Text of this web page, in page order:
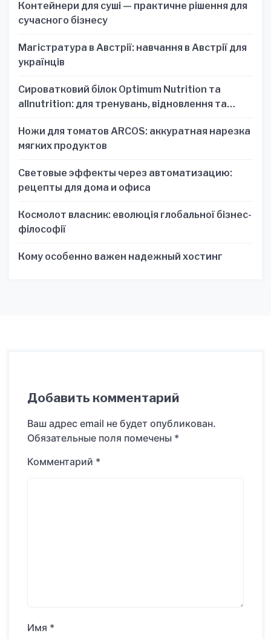
Контейнери для суші — практичне рішення для
сучасного бізнесу
Магістратура в Австрії: навчання в Австрії для
українців
Сироватковий білок Optimum Nutrition та
allnutrition: для тренувань, відновлення та
Ножи для томатов ARCOS: аккуратная нарезка
мягких продуктов
Световые эффекты через автоматизацию:
рецепты для дома и офиса
Космолот власник: еволюція глобальної бізнес-
філософії
Кому особенно важен надежный хостинг
Добавить комментарий
Ваш адрес email не будет опубликован.
Обязательные поля помечены *
Комментарий *
Имя *